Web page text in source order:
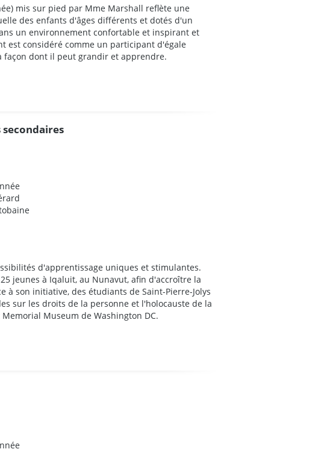
mis sur pied par Mme Marshall reflète une
des enfants d'âges différents et dotés d'un
un environnement confortable et inspirant et
est considéré comme un participant d'égale
façon dont il peut grandir et apprendre.
d'apprentissage uniques et stimulantes.
jeunes à Iqaluit, au Nunavut, afin d'accroître la
à son initiative, des étudiants de Saint-Pierre-Jolys
sur les droits de la personne et l'holocauste de la
Museum de Washington DC.